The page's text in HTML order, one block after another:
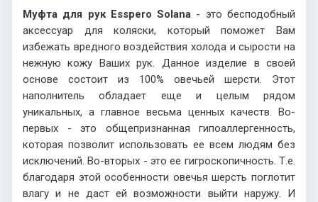
Муфта для рук Esspero Solana - это бесподобный
аксессуар для коляски, который поможет Вам
избежать вредного воздействия холода и сырости на
нежную кожу Ваших рук. Данное изделие в своей
основе состоит из 100% овечьей шерсти. Этот
наполнитель обладает еще и целым рядом
уникальных, а главное весьма ценных качеств. Во-
первых - это общепризнанная гипоаллергенность,
которая позволит использовать ее всем людям без
исключений. Во-вторых - это ее гигроскопичность. Т.е.
благодаря этой особенности овечья шерсть поглотит
влагу и не даст ей возможности выйти наружу. И